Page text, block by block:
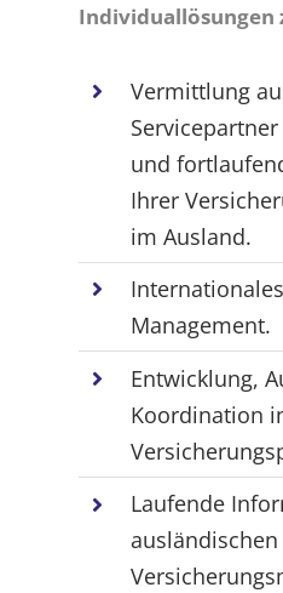
Individuallösungen
Vermittlung
und
Ihrer
im Ausland.
Management.
Entwicklung,
Koordination
Laufende
ausländischen